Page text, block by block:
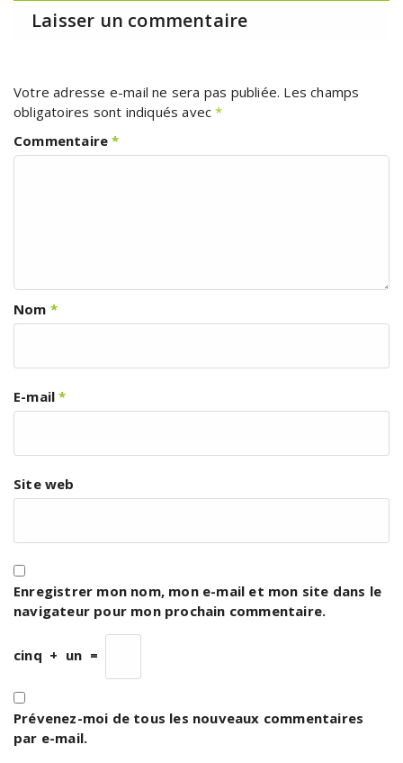
Laisser un commentaire
Votre adresse e-mail ne sera pas publiée. Les champs
obligatoires sont indiqués avec*
Commentaire*
Nom *
E-mail*
Site web
Enregistrer mon nom, mon e-mail et mon site dans le
navigateur pour mon prochain commentaire.
cinq + un =
Prévenez-moi de tous les nouveaux commentaires
par e-mail.